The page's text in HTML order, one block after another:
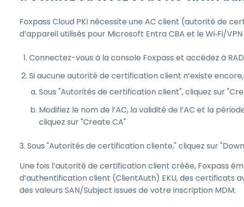
Foxpass Cloud PKI nécessite une AC client (autorité de
d’appareil utilisés pour Microsoft Entra CBA et le Wi‑Fi/VPN
Connectez-vous à la console Foxpass et accédez à
Si aucune autorité de certification client n’existe
Sous "Autorités de certification client", cliquez sur
Modifiez le nom de l’AC, la validité de l’AC et la
cliquez sur "Create CA"
3. Sous "Autorités de certification cliente," cliquez sur
Une fois l’autorité de certification client créée, Foxpass
d’authentification client (ClientAuth) EKU, des certificats
des valeurs SAN/Subject issues de votre inscription MDM.